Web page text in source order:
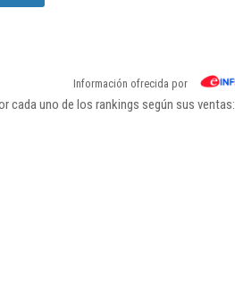
Información ofrecida por
cada uno de los rankings según sus ventas: